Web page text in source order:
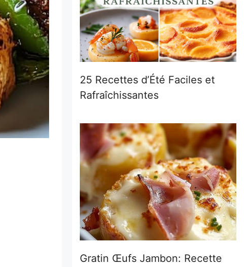
25 Recettes d’Été Faciles et
Rafraîchissantes
Gratin Œufs Jambon: Recette